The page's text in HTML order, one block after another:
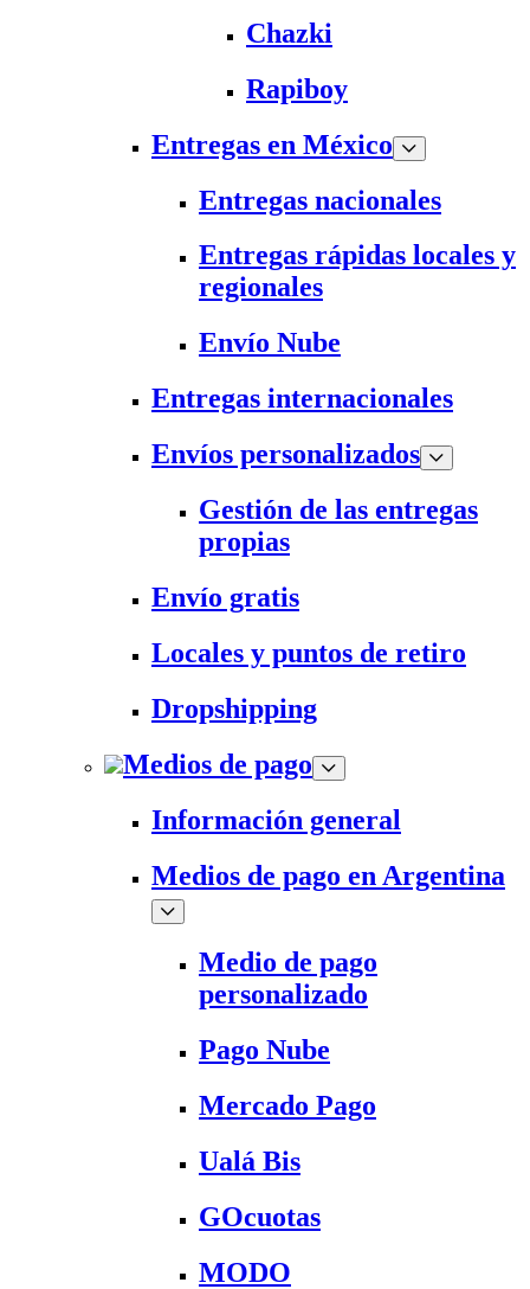
Chazki
Rapiboy
Entregas en México
Entregas nacionales
Entregas rápidas locales y
regionales
Envío Nube
Entregas internacionales
Envíos personalizados
Gestión de las entregas
propias
Envío gratis
Locales y puntos de retiro
Dropshipping
Medios de pago
Información general
Medios de pago en Argentina
Medio de pago
personalizado
Pago Nube
Mercado Pago
Ualá Bis
GOcuotas
MODO